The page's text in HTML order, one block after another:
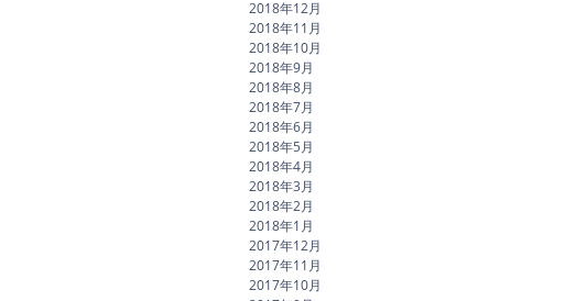
2018年12月
2018年11月
2018年10月
2018年9月
2018年8月
2018年7月
2018年6月
2018年5月
2018年4月
2018年3月
2018年2月
2018年1月
2017年12月
2017年11月
2017年10月